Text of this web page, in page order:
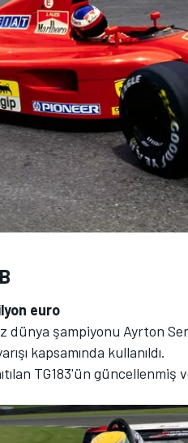
euro
dünya şampiyonu Ayrton
kapsamında kullanıldı.
TG183'ün